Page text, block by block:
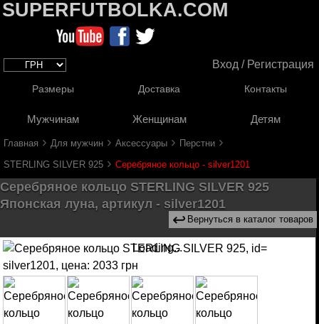
SUPERFUTBOLKA.COM
Вход / Регистрация
Размеры Доставка Контакты
Мужчинам Женщинам Детям
Главная › Для мужчин › Аксессуары › Перстни ›
STERLING SILVER 925 › Серебряное кольцо - silver1201
Серебряное кольцо STERLING SILVER 925
Японская луна, артикул - silver1201
↩ Вернуться в каталог товаров
Loading...